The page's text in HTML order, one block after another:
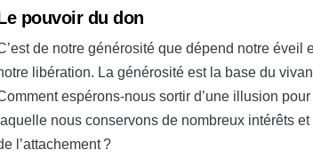
pouvoir du don
de notre générosité que dépend notre éveil
libération. La générosité est la base du
espérons-nous sortir d’une illusion pour
laquelle nous conservons de nombreux intérêts et
l’attachement ?